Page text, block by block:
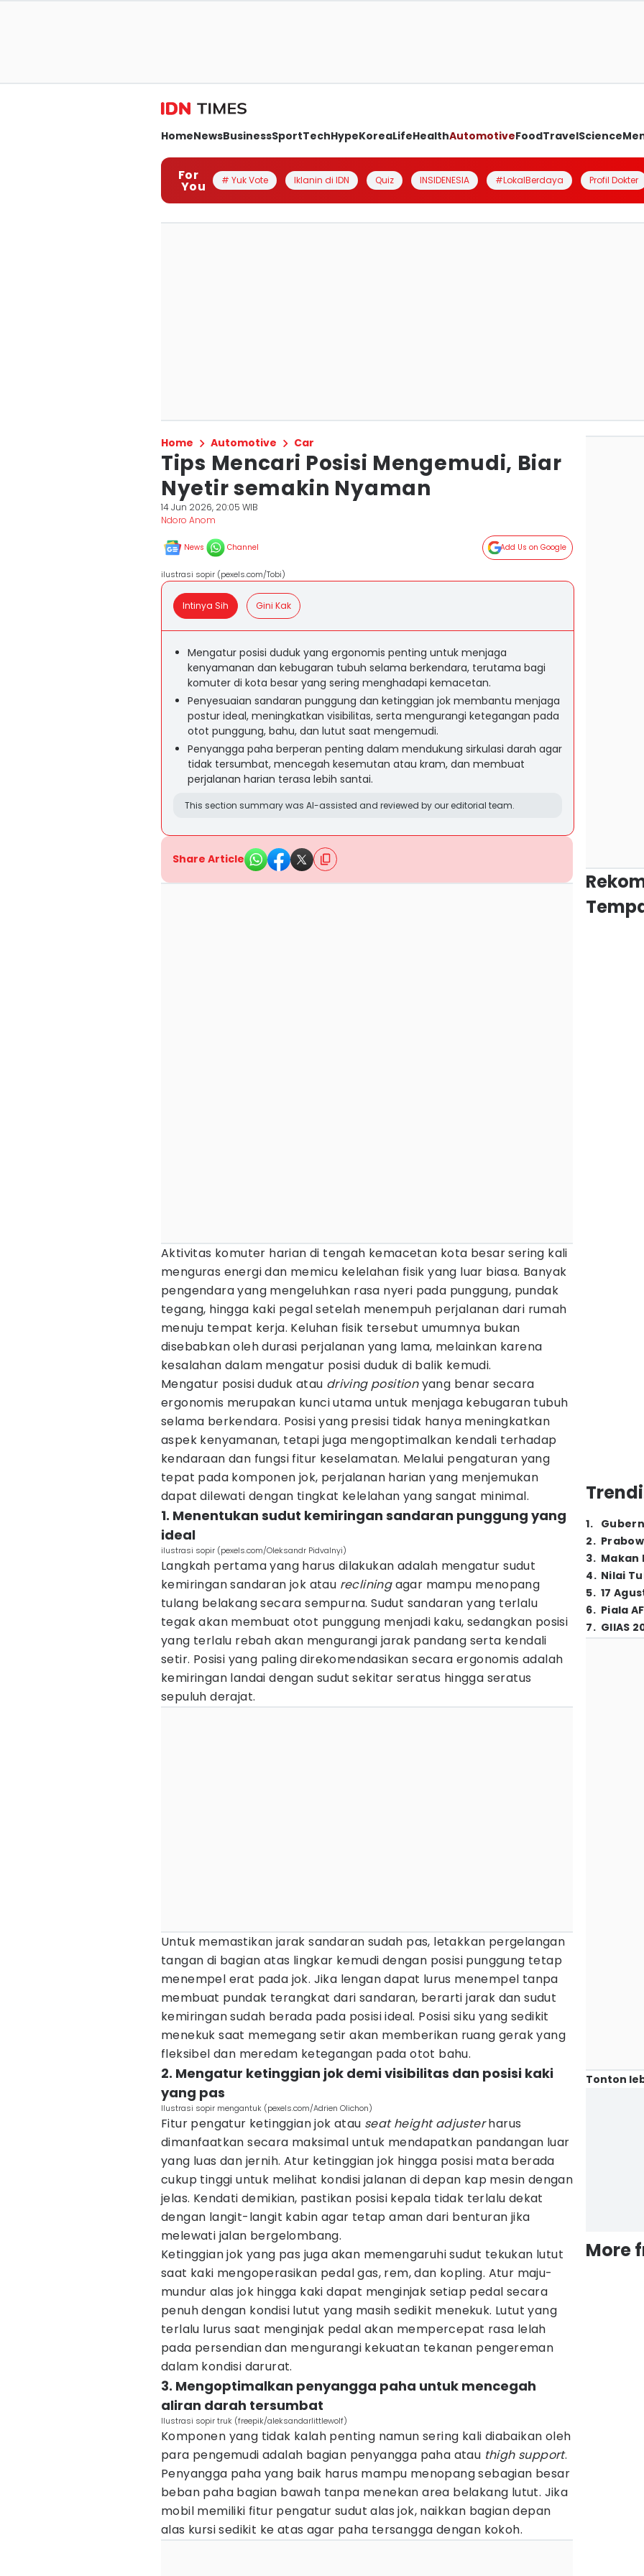
HomeNewsBusinessSportTechHypeKoreaLifeHealthAutomotiveFoodTravelScience
For
You # Yuk Vote Iklanin di IDN Quiz INSIDENESIA #LokalBerdaya Profil Dokter
Home Automotive Car
Tips Mencari Posisi Mengemudi, Biar
Nyetir semakin Nyaman
14 Jun 2026, 20:05 WIB
Ndoro Anom
News Channel Add Us on Google
ilustrasi sopir (pexels.com/Tobi)
Intinya Sih Gini Kak
Mengatur posisi duduk yang ergonomis penting untuk menjaga
kenyamanan dan kebugaran tubuh selama berkendara, terutama bagi
komuter di kota besar yang sering menghadapi kemacetan.
Penyesuaian sandaran punggung dan ketinggian jok membantu menjaga
postur ideal, meningkatkan visibilitas, serta mengurangi ketegangan pada
otot punggung, bahu, dan lutut saat mengemudi.
Penyangga paha berperan penting dalam mendukung sirkulasi darah agar
tidak tersumbat, mencegah kesemutan atau kram, dan membuat
perjalanan harian terasa lebih santai.
This section summary was AI-assisted and reviewed by our editorial team.
Share Article
Aktivitas komuter harian di tengah kemacetan kota besar sering kali
menguras energi dan memicu kelelahan fisik yang luar biasa. Banyak
pengendara yang mengeluhkan rasa nyeri pada punggung, pundak
tegang, hingga kaki pegal setelah menempuh perjalanan dari rumah
menuju tempat kerja. Keluhan fisik tersebut umumnya bukan
disebabkan oleh durasi perjalanan yang lama, melainkan karena
kesalahan dalam mengatur posisi duduk di balik kemudi.
Mengatur posisi duduk atau driving positionyang benar secara
ergonomis merupakan kunci utama untuk menjaga kebugaran tubuh
selama berkendara. Posisi yang presisi tidak hanya meningkatkan
aspek kenyamanan, tetapi juga mengoptimalkan kendali terhadap
kendaraan dan fungsi fitur keselamatan. Melalui pengaturan yang
tepat pada komponen jok, perjalanan harian yang menjemukan
dapat dilewati dengan tingkat kelelahan yang sangat minimal.
1. Menentukan sudut kemiringan sandaran punggung yang
ideal
ilustrasi sopir (pexels.com/Oleksandr Pidvalnyi)
Langkah pertama yang harus dilakukan adalah mengatur sudut
kemiringan sandaran jok atau recliningagar mampu menopang
tulang belakang secara sempurna. Sudut sandaran yang terlalu
tegak akan membuat otot punggung menjadi kaku, sedangkan posisi
yang terlalu rebah akan mengurangi jarak pandang serta kendali
setir. Posisi yang paling direkomendasikan secara ergonomis adalah
kemiringan landai dengan sudut sekitar seratus hingga seratus
sepuluh derajat.
Untuk memastikan jarak sandaran sudah pas, letakkan pergelangan
tangan di bagian atas lingkar kemudi dengan posisi punggung tetap
menempel erat pada jok. Jika lengan dapat lurus menempel tanpa
membuat pundak terangkat dari sandaran, berarti jarak dan sudut
kemiringan sudah berada pada posisi ideal. Posisi siku yang sedikit
menekuk saat memegang setir akan memberikan ruang gerak yang
fleksibel dan meredam ketegangan pada otot bahu.
2. Mengatur ketinggian jok demi visibilitas dan posisi kaki
yang pas
Ilustrasi sopir mengantuk (pexels.com/Adrien Olichon)
Fitur pengatur ketinggian jok atau seat height adjusterharus
dimanfaatkan secara maksimal untuk mendapatkan pandangan luar
yang luas dan jernih. Atur ketinggian jok hingga posisi mata berada
cukup tinggi untuk melihat kondisi jalanan di depan kap mesin dengan
jelas. Kendati demikian, pastikan posisi kepala tidak terlalu dekat
dengan langit-langit kabin agar tetap aman dari benturan jika
melewati jalan bergelombang.
Ketinggian jok yang pas juga akan memengaruhi sudut tekukan lutut
saat kaki mengoperasikan pedal gas, rem, dan kopling. Atur maju-
mundur alas jok hingga kaki dapat menginjak setiap pedal secara
penuh dengan kondisi lutut yang masih sedikit menekuk. Lutut yang
terlalu lurus saat menginjak pedal akan mempercepat rasa lelah
pada persendian dan mengurangi kekuatan tekanan pengereman
dalam kondisi darurat.
3. Mengoptimalkan penyangga paha untuk mencegah
aliran darah tersumbat
Ilustrasi sopir truk (freepik/aleksandarlittlewolf)
Komponen yang tidak kalah penting namun sering kali diabaikan oleh
para pengemudi adalah bagian penyangga paha atau thigh support.
Penyangga paha yang baik harus mampu menopang sebagian besar
beban paha bagian bawah tanpa menekan area belakang lutut. Jika
mobil memiliki fitur pengatur sudut alas jok, naikkan bagian depan
alas kursi sedikit ke atas agar paha tersangga dengan kokoh.
1.
2.
3. Makan
4. Nilai
5. 17
6. Piala
7. GIIAS
Tonton
More